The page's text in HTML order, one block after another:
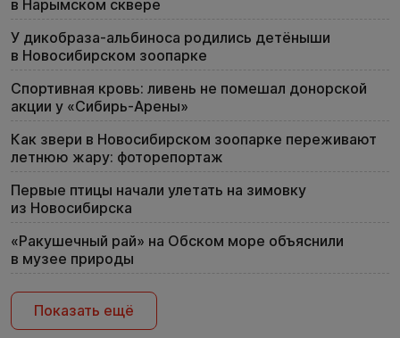
в Нарымском сквере
У дикобраза-альбиноса родились детёныши
в Новосибирском зоопарке
Спортивная кровь: ливень не помешал донорской
акции у «Сибирь-Арены»
Как звери в Новосибирском зоопарке переживают
летнюю жару: фоторепортаж
Первые птицы начали улетать на зимовку
из Новосибирска
«Ракушечный рай» на Обском море объяснили
в музее природы
Показать ещё